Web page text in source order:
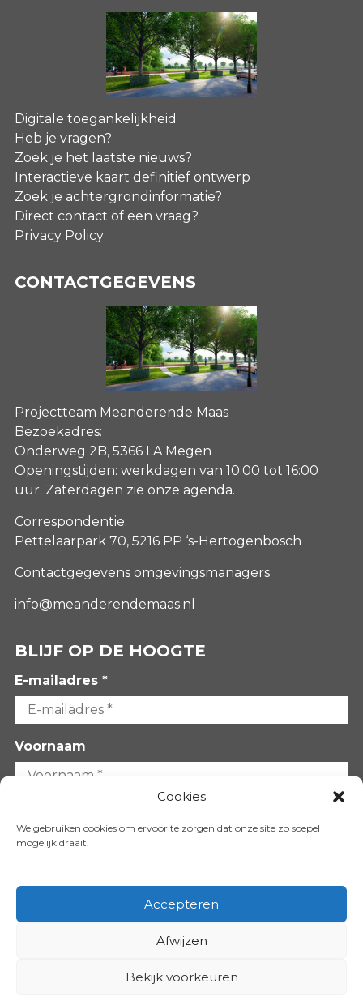
Cookies
We gebruiken cookies om ervoor te zorgen dat onze site zo soepel
mogelijk draait.
Accepteren
Afwijzen
Bekijk voorkeuren
Digitale toegankelijkheid
Heb je vragen?
Zoek je het laatste nieuws?
Interactieve kaart definitief ontwerp
Zoek je achtergrondinformatie?
Direct contact of een vraag?
Privacy Policy
CONTACTGEGEVENS
Projectteam Meanderende Maas
Bezoekadres:
Onderweg 2B, 5366 LA Megen
Openingstijden: werkdagen van 10:00 tot 16:00
uur. Zaterdagen zie onze agenda.
Correspondentie:
Pettelaarpark 70, 5216 PP ‘s-Hertogenbosch
Contactgegevens omgevingsmanagers
info@meanderendemaas.nl
BLIJF OP DE HOOGTE
E-mailadres *
Voornaam
VOLG ONS OP: